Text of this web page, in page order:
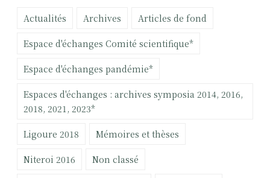
Actualités Archives Articles de fond
Espace d'échanges Comité scientifique*
Espace d'échanges pandémie*
Espaces d'échanges : archives symposia 2014, 2016,
2018, 2021, 2023*
Ligoure 2018 Mémoires et thèses
Niteroi 2016 Non classé